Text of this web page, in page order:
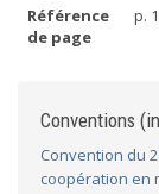
Référence
de page
p.
Conventions
Convention du
coopération en